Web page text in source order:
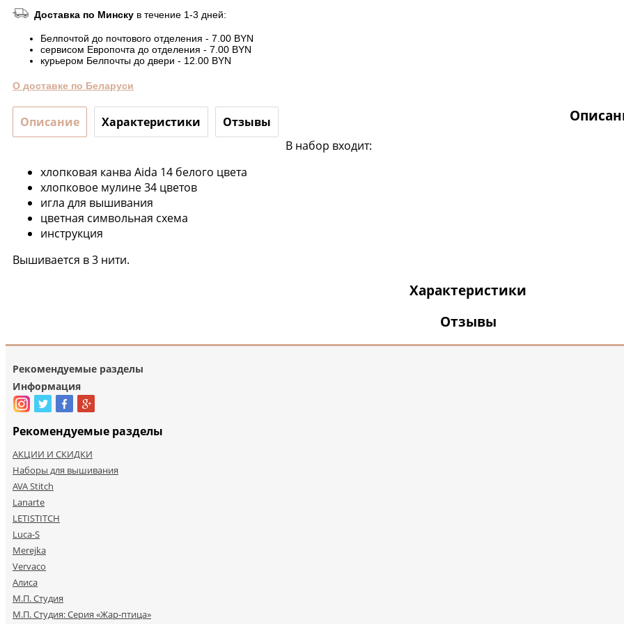
Доставка по Минску в течение 1-3 дней:
Белпочтой до почтового отделения - 7.00 BYN
сервисом Европочта до отделения - 7.00 BYN
курьером Белпочты до двери - 12.00 BYN
О доставке по Беларуси
Описание Характеристики Отзывы
В набор входит:
хлопковая канва Aida 14 белого цвета
хлопковое мулине 34 цветов
игла для вышивания
цветная символьная схема
инструкция
Вышивается в 3 нити.
Характеристики
Отзывы
Рекомендуемые разделы
Информация
Рекомендуемые разделы
АКЦИИ И СКИДКИ
Наборы для вышивания
AVA Stitch
Lanarte
LETISTITCH
Luca-S
Merejka
Vervaco
Алиса
М.П. Студия
М.П. Студия: Серия «Жар-птица»